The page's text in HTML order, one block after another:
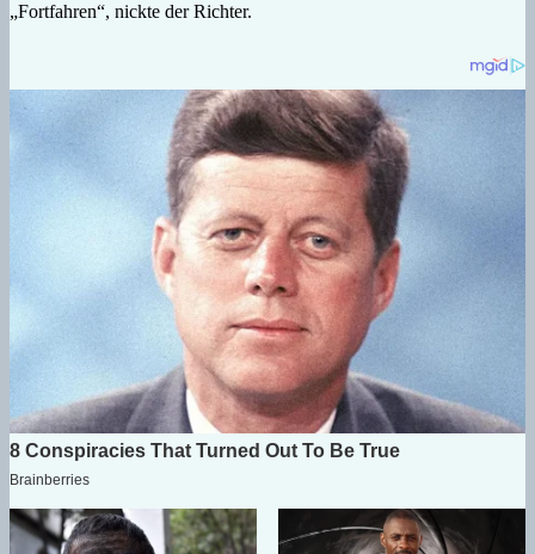
„Fortfahren“, nickte der Richter.